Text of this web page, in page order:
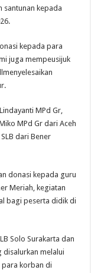
santunan kepada
kepada para
juga mempeusijuk
MPd Gr,
MPd Gr dari Aceh
dari Bener
donasi kepada guru
Meriah, kegiatan
bagi peserta didik di
Solo Surakarta dan
disalurkan melalui
para korban di